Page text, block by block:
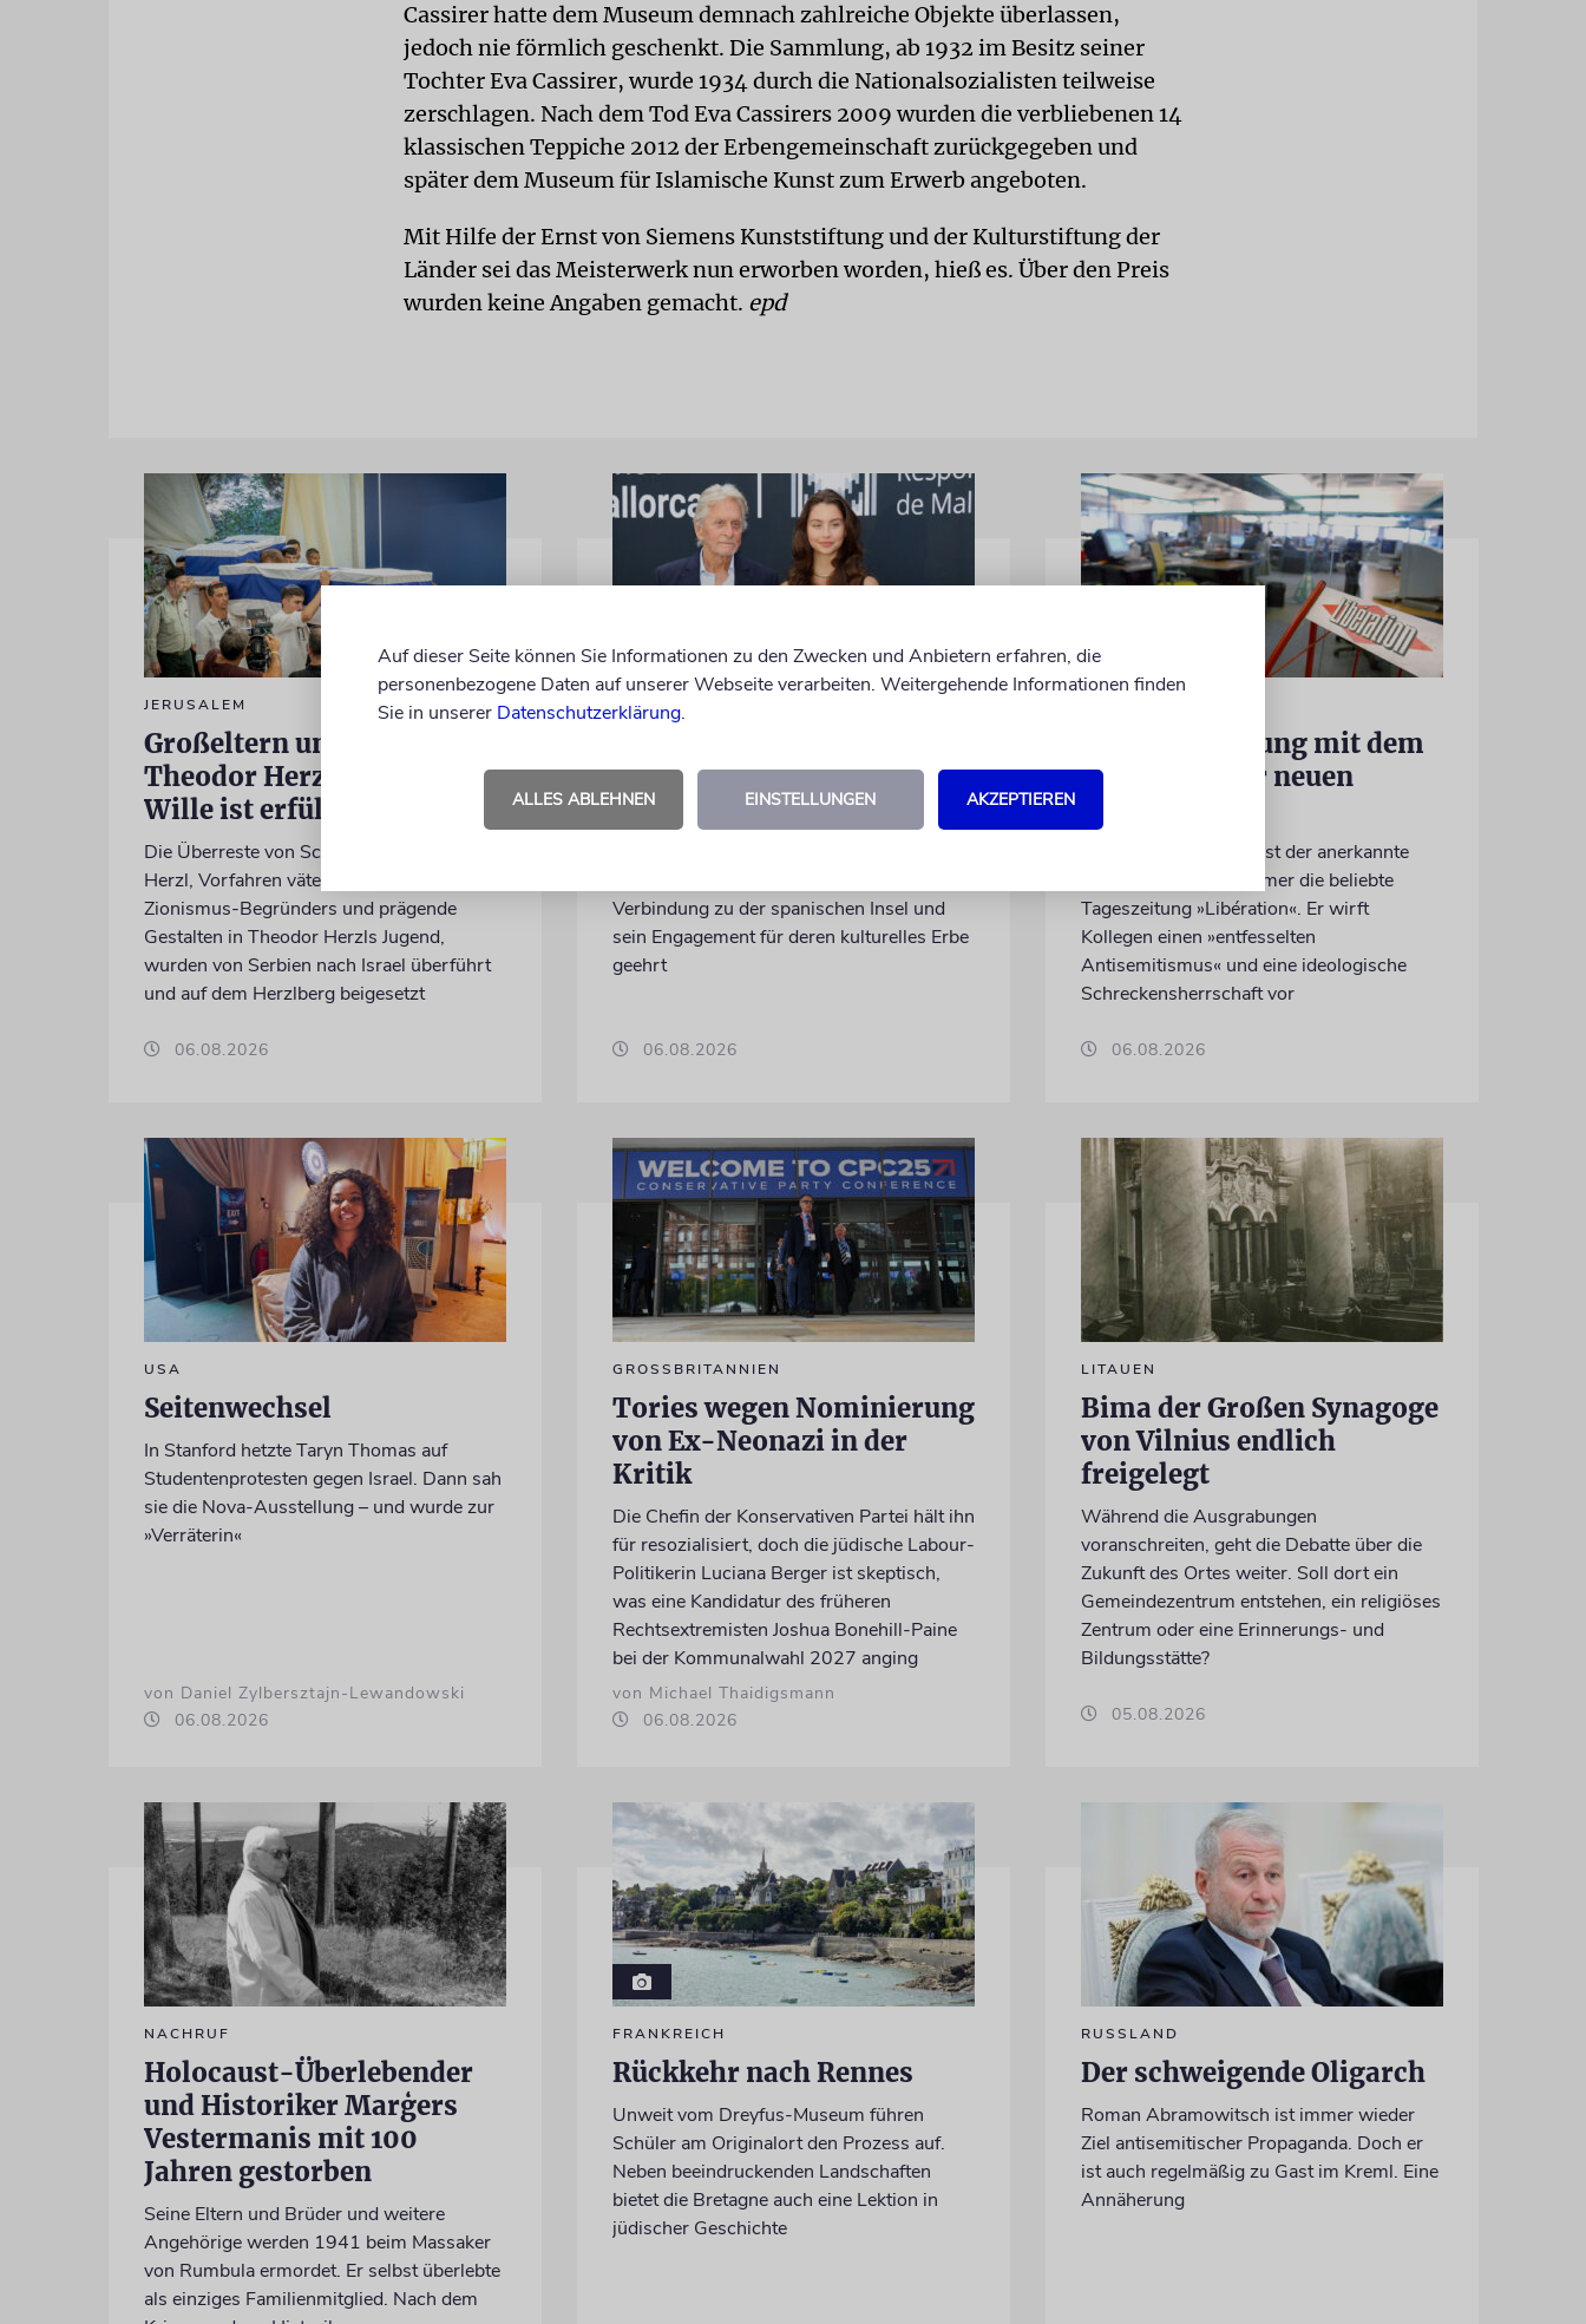
Cassirer hatte dem Museum demnach zahlreiche Objekte überlassen,
jedoch nie förmlich geschenkt. Die Sammlung, ab 1932 im Besitz seiner
Tochter Eva Cassirer, wurde 1934 durch die Nationalsozialisten teilweise
zerschlagen. Nach dem Tod Eva Cassirers 2009 wurden die verbliebenen 14
klassischen Teppiche 2012 der Erbengemeinschaft zurückgegeben und
später dem Museum für Islamische Kunst zum Erwerb angeboten.
Mit Hilfe der Ernst von Siemens Kunststiftung und der Kulturstiftung der
Länder sei das Meisterwerk nun erworben worden, hieß es. Über den Preis
wurden keine Angaben gemacht. epd
JERUSALEM
Großeltern umgebettet:
Theodor Herzls letzter
Wille ist erfüllt
Die Überreste von Schimon und Rikva
Herzl, Vorfahren väterlicherseits des
Zionismus-Begründers und prägende
Gestalten in Theodor Herzls Jugend,
wurden von Serbien nach Israel überführt
und auf dem Herzlberg beigesetzt
06.08.2026
PALMA
Ehrenbotschafter
Mallorcas
Verbindung zu der spanischen Insel und
sein Engagement für deren kulturelles Erbe
geehrt
06.08.2026
Eine Abrechnung mit dem
Judenhass der neuen
Nach 41 Jahren verlässt der anerkannte
Journalist Jean Quatremer die beliebte
Tageszeitung »Libération«. Er wirft
Kollegen einen »entfesselten
Antisemitismus« und eine ideologische
Schreckensherrschaft vor
06.08.2026
USA
Seitenwechsel
In Stanford hetzte Taryn Thomas auf
Studentenprotesten gegen Israel. Dann sah
sie die Nova-Ausstellung – und wurde zur
»Verräterin«
von Daniel Zylbersztajn-Lewandowski
06.08.2026
GROSSBRITANNIEN
Tories wegen Nominierung
von Ex-Neonazi in der
Kritik
Die Chefin der Konservativen Partei hält ihn
für resozialisiert, doch die jüdische Labour-
Politikerin Luciana Berger ist skeptisch,
was eine Kandidatur des früheren
Rechtsextremisten Joshua Bonehill-Paine
bei der Kommunalwahl 2027 anging
von Michael Thaidigsmann
06.08.2026
LITAUEN
Bima der Großen Synagoge
von Vilnius endlich
freigelegt
Während die Ausgrabungen
voranschreiten, geht die Debatte über die
Zukunft des Ortes weiter. Soll dort ein
Gemeindezentrum entstehen, ein religiöses
Zentrum oder eine Erinnerungs- und
Bildungsstätte?
05.08.2026
NACHRUF
Holocaust-Überlebender
und Historiker Marģers
Vestermanis mit 100
Jahren gestorben
Seine Eltern und Brüder und weitere
Angehörige werden 1941 beim Massaker
von Rumbula ermordet. Er selbst überlebte
als einziges Familienmitglied. Nach dem
FRANKREICH
Rückkehr nach Rennes
Unweit vom Dreyfus-Museum führen
Schüler am Originalort den Prozess auf.
Neben beeindruckenden Landschaften
bietet die Bretagne auch eine Lektion in
jüdischer Geschichte
RUSSLAND
Der schweigende Oligarch
Roman Abramowitsch ist immer wieder
Ziel antisemitischer Propaganda. Doch er
ist auch regelmäßig zu Gast im Kreml. Eine
Annäherung
Auf dieser Seite können Sie Informationen zu den Zwecken und Anbietern erfahren, die
personenbezogene Daten auf unserer Webseite verarbeiten. Weitergehende Informationen finden
Sie in unserer Datenschutzerklärung.
ALLES ABLEHNEN EINSTELLUNGEN AKZEPTIEREN